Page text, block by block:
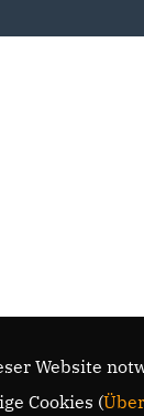
Website
Cookies (